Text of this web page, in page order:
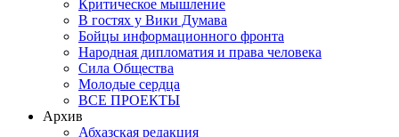
Критическое мышление
В гостях у Вики Думава
Бойцы информационного фронта
Народная дипломатия и права человека
Сила Общества
Молодые сердца
ВСЕ ПРОЕКТЫ
Архив
Абхазская редакция